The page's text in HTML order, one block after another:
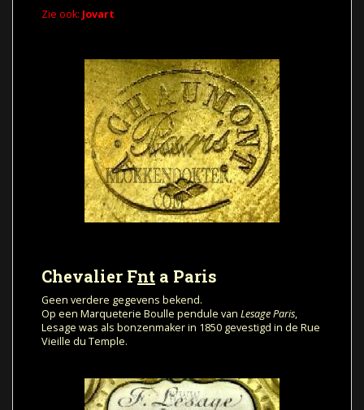
Zie ook: Jovart
Chevalier Fnt a Paris
Geen verdere gegevens bekend.
Op een Marqueterie Boulle pendule van Lesage Paris,
Lesage was als bonzenmaker in 1850 gevestigd in de Rue
Vieille du Temple.